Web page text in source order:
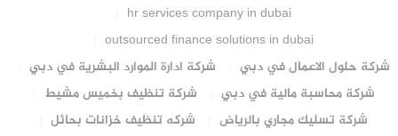
hr services company in dubai
outsourced finance solutions in dubai
شركة حلول الاعمال في دبي
شركة ادارة الموارد البشرية في دبي
شركة محاسبة مالية في دبي
شركة تنظيف بخميس مشيط
شركة تسليك مجاري بالرياض
شركه تنظيف خزانات بحائل